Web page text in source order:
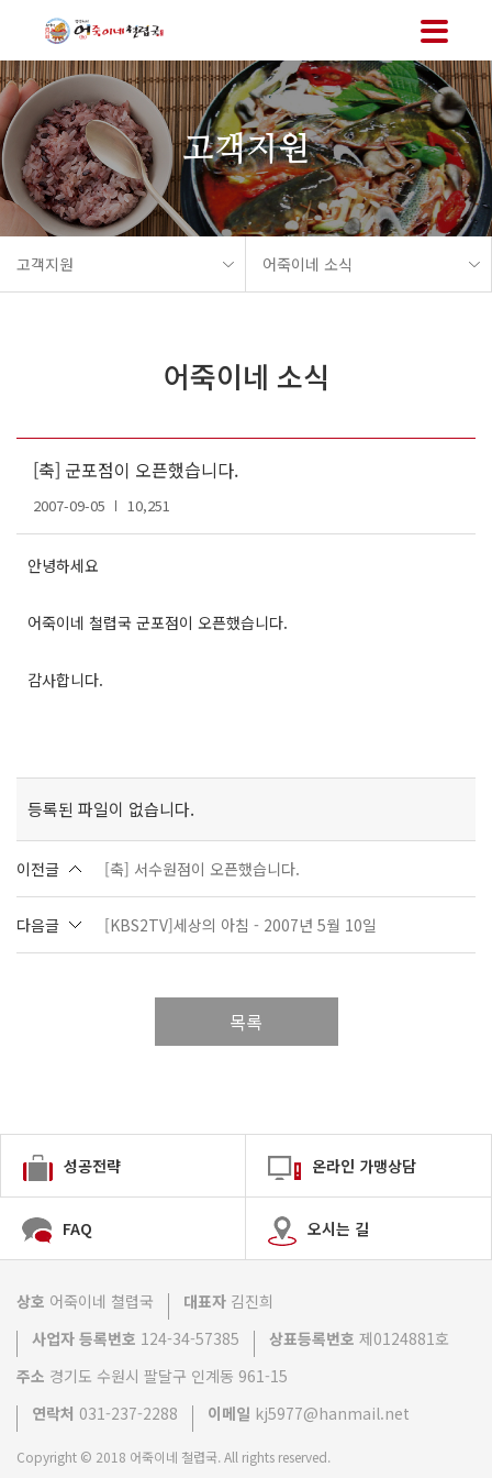
메뉴 바로가기
고객지원
고객지원 어죽이네 소식
어죽이네 소식
[축] 군포점이 오픈했습니다.
2007-09-05 10,251
안녕하세요
어죽이네 철렵국 군포점이 오픈했습니다.
감사합니다.
등록된 파일이 없습니다.
이전글 [축] 서수원점이 오픈했습니다.
다음글 [KBS2TV]세상의 아침 - 2007년 5월 10일
목록
성공전략 온라인 가맹상담
FAQ 오시는 길
상호 어죽이네 쳘렵국 대표자 김진희
사업자 등록번호 124-34-57385 상표등록번호 제0124881호
주소 경기도 수원시 팔달구 인계동 961-15
연락처 031-237-2288 이메일 kj5977@hanmail.net
Copyright © 2018 어죽이네 철렵국. All rights reserved.